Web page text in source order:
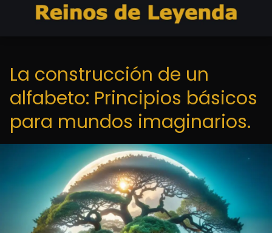
La construcción de un
alfabeto: Principios básicos
para mundos imaginarios.